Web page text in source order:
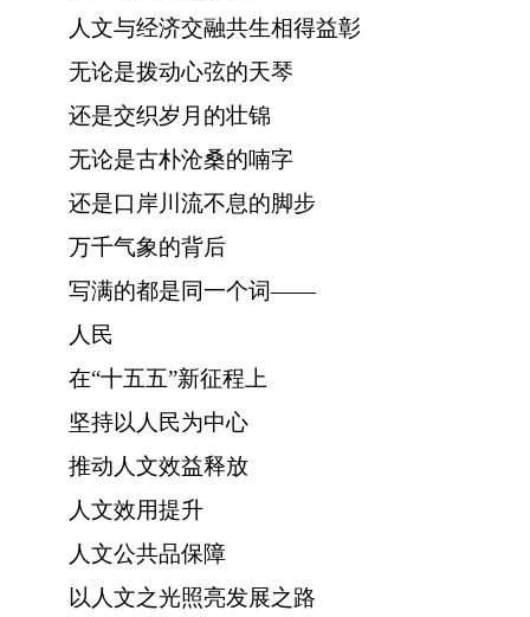
人文与经济交融共生相得益彰
无论是拨动心弦的天琴
还是交织岁月的壮锦
无论是古朴沧桑的喃字
还是口岸川流不息的脚步
万千气象的背后
写满的都是同一个词——
人民
在“十五五”新征程上
坚持以人民为中心
推动人文效益释放
人文效用提升
人文公共品保障
以人文之光照亮发展之路